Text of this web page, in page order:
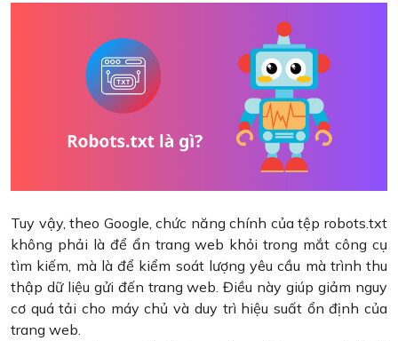
Tuy vậy, theo Google, chức năng chính của tệp robots.txt
không phải là để ẩn trang web khỏi trong mắt công cụ
tìm kiếm, mà là để kiểm soát lượng yêu cầu mà trình thu
thập dữ liệu gửi đến trang web. Điều này giúp giảm nguy
cơ quá tải cho máy chủ và duy trì hiệu suất ổn định của
trang web.